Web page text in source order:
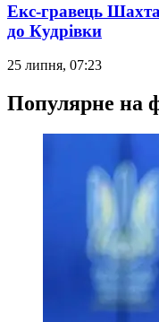
Екс-гравець
до Кудрівки
25 липня, 07:23
Популярне на